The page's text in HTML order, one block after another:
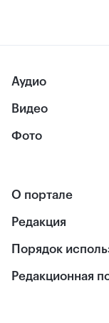
Аудио
Видео
Фото
О портале
Редакция
Порядок
Редакционная